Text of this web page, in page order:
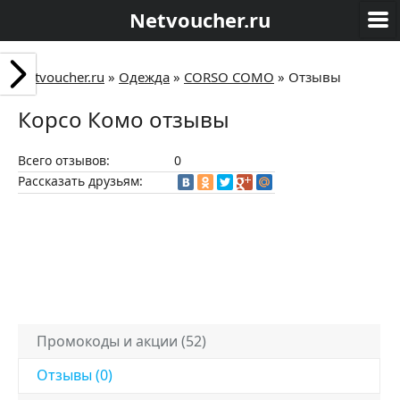
Netvoucher.ru
Netvoucher.ru » Одежда » CORSO COMO » Отзывы
Корсо Комо отзывы
Всего отзывов:
0
Рассказать друзьям:
Промокоды и акции (52)
Отзывы (0)